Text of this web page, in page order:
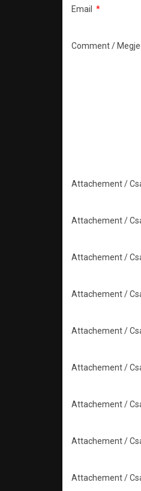
Email *
Comment /
Attachement /
Attachement /
Attachement /
Attachement /
Attachement /
Attachement /
Attachement /
Attachement /
Attachement /